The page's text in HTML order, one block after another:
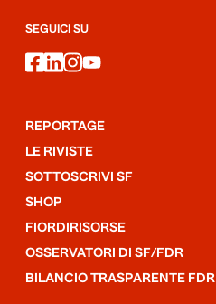
SEGUICI SU
facebook
linkedin
instagram
youtube
REPORTAGE
LE RIVISTE
SOTTOSCRIVI SF
SHOP
FIORDIRISORSE
OSSERVATORI DI SF/FDR
BILANCIO TRASPARENTE FDR